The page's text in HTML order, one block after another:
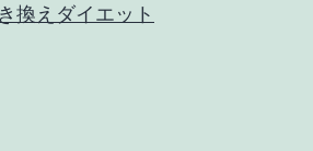
換えダイエット